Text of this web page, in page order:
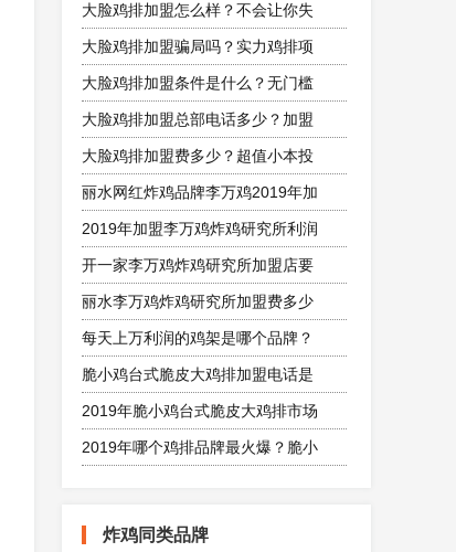
大脸鸡排加盟怎么样？不会让你失
大脸鸡排加盟骗局吗？实力鸡排项
大脸鸡排加盟条件是什么？无门槛
大脸鸡排加盟总部电话多少？加盟
大脸鸡排加盟费多少？超值小本投
丽水网红炸鸡品牌李万鸡2019年加
2019年加盟李万鸡炸鸡研究所利润
开一家李万鸡炸鸡研究所加盟店要
丽水李万鸡炸鸡研究所加盟费多少
每天上万利润的鸡架是哪个品牌？
脆小鸡台式脆皮大鸡排加盟电话是
2019年脆小鸡台式脆皮大鸡排市场
2019年哪个鸡排品牌最火爆？脆小
炸鸡同类品牌